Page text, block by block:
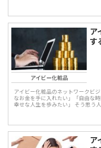
アイビー化粧品
ア
す
アイビー化粧品のネットワークビ
なお金を手に入れたい」「自由な
幸せな人生を歩みたい」 そう思う
ア